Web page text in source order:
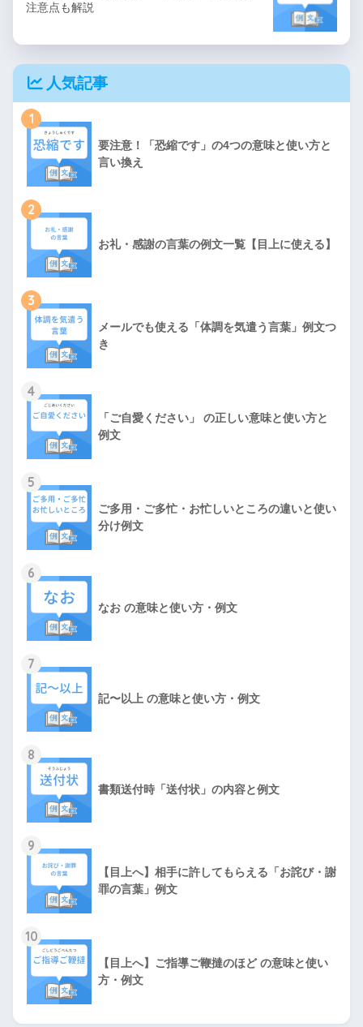
注意点も解説
人気記事
1
要注意！「恐縮です」の4つの意味と使い方と
言い換え
2
お礼・感謝の言葉の例文一覧【目上に使える】
3
メールでも使える「体調を気遣う言葉」例文つ
き
4
「ご自愛ください」 の正しい意味と使い方と
例文
5
ご多用・ご多忙・お忙しいところの違いと使い
分け例文
6
なお の意味と使い方・例文
7
記〜以上 の意味と使い方・例文
8
書類送付時「送付状」の内容と例文
9
【目上へ】相手に許してもらえる「お詫び・謝
罪の言葉」例文
10
【目上へ】ご指導ご鞭撻のほど の意味と使い
方・例文